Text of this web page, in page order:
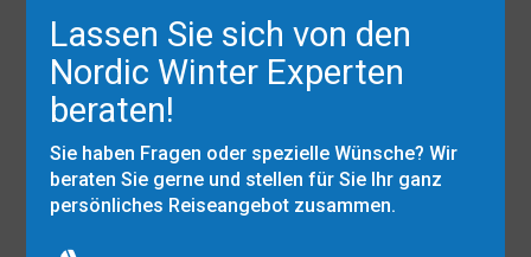
Lassen Sie sich von den
Nordic Winter Experten
beraten!
Sie haben Fragen oder spezielle Wünsche? Wir
beraten Sie gerne und stellen für Sie Ihr ganz
persönliches Reiseangebot zusammen.